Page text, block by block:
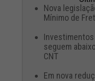
Nova
Mínimo de
seguem
CNT
Em nova